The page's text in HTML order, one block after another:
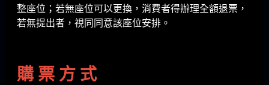
整座位；若無座位可以更換，消費者得辦理全額退票，
若無提出者，視同同意該座位安排。
購 票 方 式